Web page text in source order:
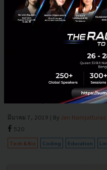
เตรียมทักษะแห่งอนาคตเมื่อถึ
หนังสือภาพกับ Linda
เราอาศัยอยู่ในโลกที่ขับเคลื่อนด้
เสธไม่ได้ว่ามันเข้ามาปฏิวัติชีวิต
สิ่งที่ได้เรียนรู้ในวันนี้ วันพรุ่งนี้อาจใ
มีนาคม 7, 2019 | By Jen Namjatturas
520
Tech & Biz Coding Education